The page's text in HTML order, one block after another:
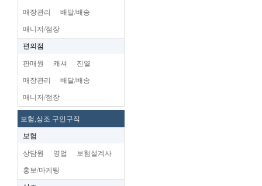
매장관리 배달/배송
매니저/점장
편의점
판매원 캐셔 진열
매장관리 배달/배송
매니저/점장
보험,상조 구인구직
보험
상담원 영업 보험설계사
홍보/마케팅